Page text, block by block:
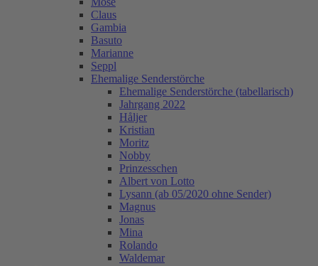
Claus
Gambia
Basuto
Marianne
Seppl
Ehemalige Senderstörche
Ehemalige Senderstörche (tabellarisch)
Jahrgang 2022
Håljer
Kristian
Moritz
Nobby
Prinzesschen
Albert von Lotto
Lysann (ab 05/2020 ohne Sender)
Magnus
Jonas
Mina
Rolando
Waldemar